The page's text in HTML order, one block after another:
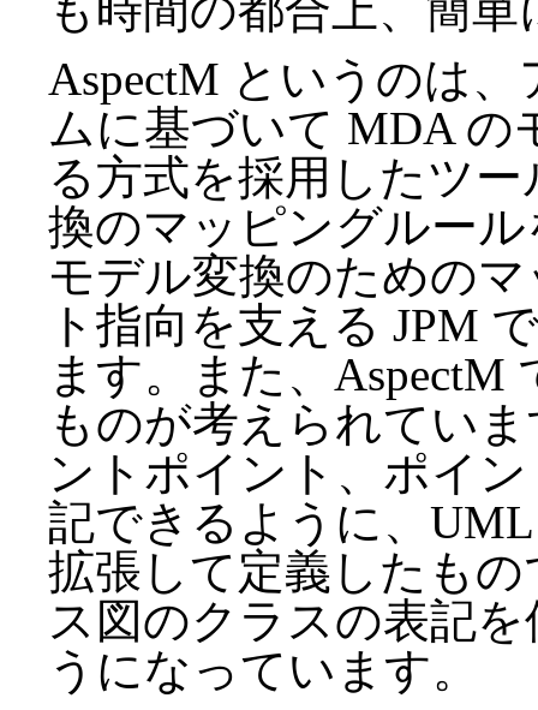
AspectM というのは
ムに基づいて MDA
る方式を採用したツ
換のマッピングルー
モデル変換のための
ト指向を支える JPM
ます。また、
ものが考えられてい
ントポイント、ポイ
記できるように、
拡張して定義したも
ス図のクラスの表記
うになっています。